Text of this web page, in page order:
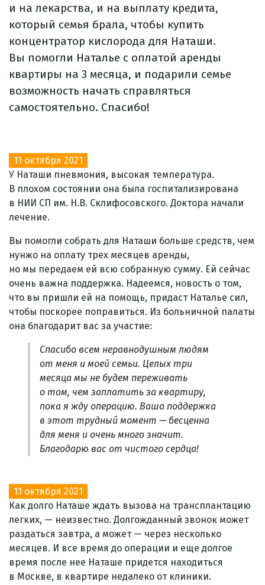
и на лекарства, и на выплату кредита,
который семья брала, чтобы купить
концентратор кислорода для Наташи.
Вы помогли Наталье с оплатой аренды
квартиры на 3 месяца, и подарили семье
возможность начать справляться
самостоятельно. Спасибо!
11 октября 2021
У Наташи пневмония, высокая температура.
В плохом состоянии она была госпитализирована
в НИИ СП им. Н.В. Склифосовского. Доктора начали
лечение.
Вы помогли собрать для Наташи больше средств, чем
нунжо на оплату трех месяцев аренды,
но мы передаем ей всю собранную сумму. Ей сейчас
очень важна поддержка. Надеемся, новость о том,
что вы пришли ей на помощь, придаст Наталье сил,
чтобы поскорее поправиться. Из больничной палаты
она благодарит вас за участие:
Спасибо всем неравнодушным людям
от меня и моей семьи. Целых три
месяца мы не будем переживать
о том, чем заплатить за квартиру,
пока я жду операцию. Ваша поддержка
в этот трудный момент — бесценна
для меня и очень много значит.
Благодарю вас от чистого сердца!
11 октября 2021
Как долго Наташе ждать вызова на трансплантацию
легких, — неизвестно. Долгожданный звонок может
раздаться завтра, а может — через несколько
месяцев. И все время до операции и еще долгое
время после нее Наташе придется находиться
в Москве, в квартире недалеко от клиники.